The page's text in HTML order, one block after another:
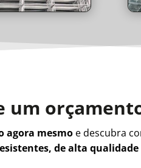
um
agora mesmo e descubra
de alta qualidade